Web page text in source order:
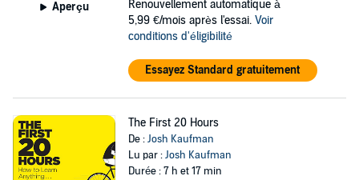
Aperçu
Renouvellement automatique à
5,99 €/mois après l'essai. Voir
conditions d'éligibilité
Essayez Standard gratuitement
The First 20 Hours
De :Josh Kaufman
Lu par :Josh Kaufman
Durée : 7 h et 17 min